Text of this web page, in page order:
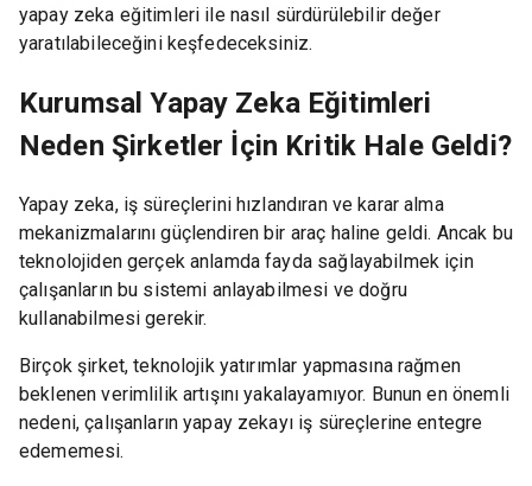
yapay zeka eğitimleri ile nasıl sürdürülebilir değer
yaratılabileceğini keşfedeceksiniz.
Kurumsal Yapay Zeka Eğitimleri
Neden Şirketler İçin Kritik Hale Geldi?
Yapay zeka, iş süreçlerini hızlandıran ve karar alma
mekanizmalarını güçlendiren bir araç haline geldi. Ancak bu
teknolojiden gerçek anlamda fayda sağlayabilmek için
çalışanların bu sistemi anlayabilmesi ve doğru
kullanabilmesi gerekir.
Birçok şirket, teknolojik yatırımlar yapmasına rağmen
beklenen verimlilik artışını yakalayamıyor. Bunun en önemli
nedeni, çalışanların yapay zekayı iş süreçlerine entegre
edememesi.